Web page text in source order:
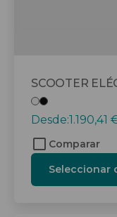
SCOOTER
Desde:1.190,41
Comparar
Seleccionar